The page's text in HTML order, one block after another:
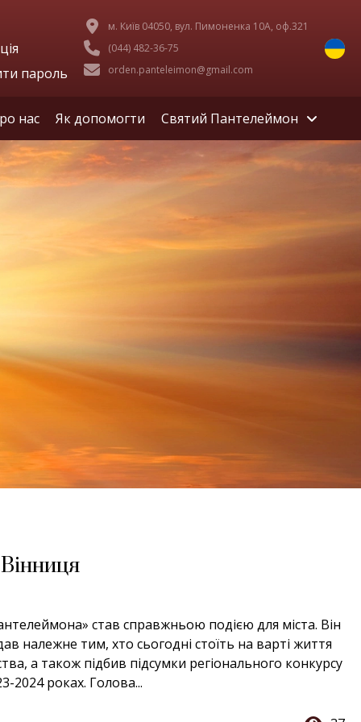
пароль
м. Київ 04050, вул. Пимоненка 10А, оф.321
(044) 482-36-75
orden.panteleimon@gmail.com
нас Як допомогти Святий Пантелеймон
став справжньою подією для міста. Він
належне тим, хто сьогодні стоїть на варті життя
а також підбив підсумки регіонального конкурсу
2024 роках. Голова...